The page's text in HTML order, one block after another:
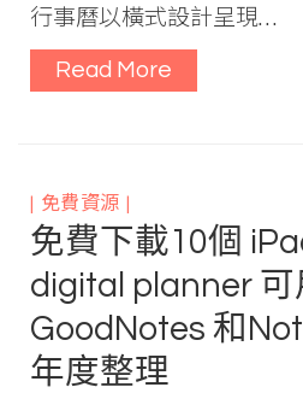
行事曆以橫式設計呈現…
Read More
免費資源
免費下載10個
digital planner 可
GoodNotes 和
年度整理